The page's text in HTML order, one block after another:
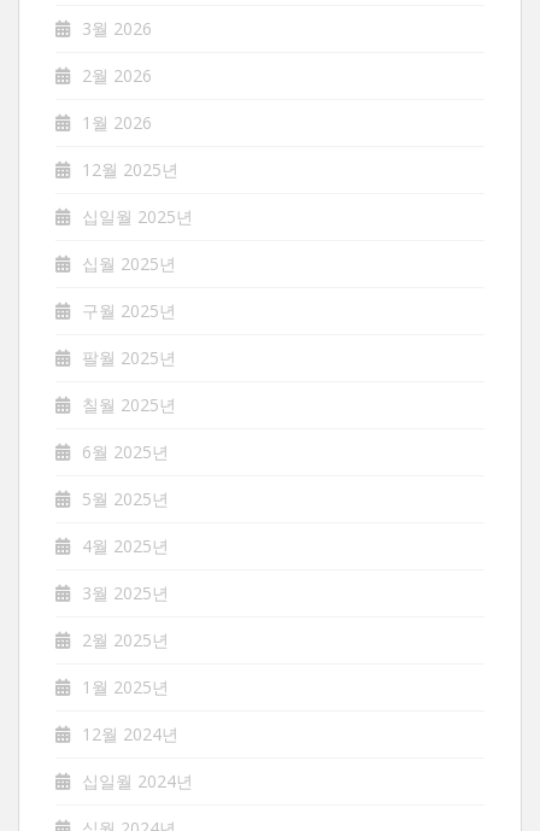
3월 2026
2월 2026
1월 2026
12월 2025년
십일월 2025년
십월 2025년
구월 2025년
팔월 2025년
칠월 2025년
6월 2025년
5월 2025년
4월 2025년
3월 2025년
2월 2025년
1월 2025년
12월 2024년
십일월 2024년